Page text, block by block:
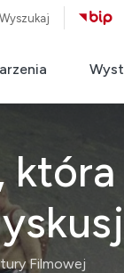
Wyszukaj
Filmowej